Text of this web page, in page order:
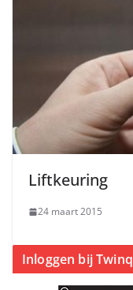
Liftkeuring
24 maart 2015
Inloggen bij Twinq